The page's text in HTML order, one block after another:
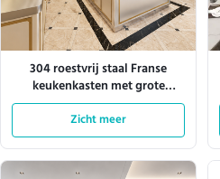
304 roestvrij staal Franse
keukenkasten met grote
opslagruimte
Zicht meer